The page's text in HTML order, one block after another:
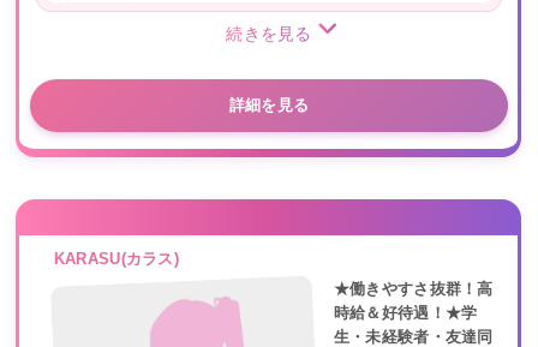
続きを見る
詳細を見る
KARASU(カラス)
★働きやすさ抜群！高
時給＆好待遇！★学
生・未経験者・友達同